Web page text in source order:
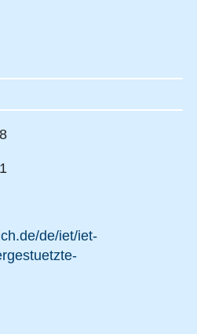
de/iet/iet-